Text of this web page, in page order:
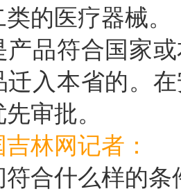
的医疗器械。
符合国家或
迁入本省的。
审批。
林网记者：
什么样的条